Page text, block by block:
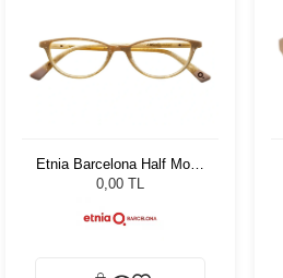
Etnia Barcelona Half Moon
WH 51
0,00 TL